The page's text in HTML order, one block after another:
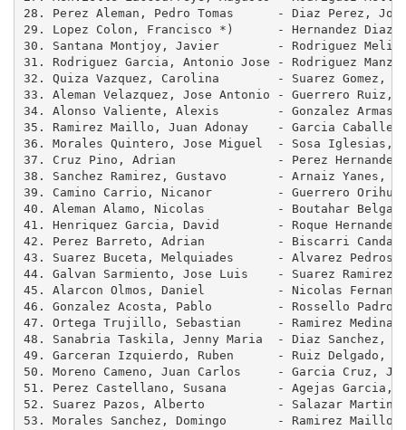
28. Perez Aleman, Pedro Tomas      - Diaz Perez,
29. Lopez Colon, Francisco *)      - Hernandez
30. Santana Montjoy, Javier        - Rodriguez
31. Rodriguez Garcia, Antonio Jose - Rodriguez
32. Quiza Vazquez, Carolina        - Suarez
33. Aleman Velazquez, Jose Antonio - Guerrero
34. Alonso Valiente, Alexis        - Gonzalez
35. Ramirez Maillo, Juan Adonay    - Garcia
36. Morales Quintero, Jose Miguel  - Sosa
37. Cruz Pino, Adrian              - Perez Hernandez,
38. Sanchez Ramirez, Gustavo       - Arnaiz Yanes,
39. Camino Carrio, Nicanor         - Guerrero
40. Aleman Alamo, Nicolas          - Boutahar
41. Henriquez Garcia, David        - Roque
42. Perez Barreto, Adrian          - Biscarri
43. Suarez Buceta, Melquiades      - Alvarez
44. Galvan Sarmiento, Jose Luis    - Suarez
45. Alarcon Olmos, Daniel          - Nicolas
46. Gonzalez Acosta, Pablo         - Rossello
47. Ortega Trujillo, Sebastian     - Ramirez
48. Sanabria Taskila, Jenny Maria  - Diaz Sanchez,
49. Garceran Izquierdo, Ruben      - Ruiz
50. Moreno Cameno, Juan Carlos     - Garcia Cruz,
51. Perez Castellano, Susana       - Agejas
52. Suarez Pazos, Alberto          - Salazar
53. Morales Sanchez, Domingo       - Ramirez